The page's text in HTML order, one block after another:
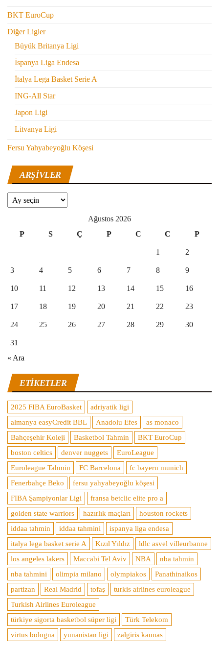
BKT EuroCup
Diğer Ligler
Büyük Britanya Ligi
İspanya Liga Endesa
İtalya Lega Basket Serie A
ING-All Star
Japon Ligi
Litvanya Ligi
Fersu Yahyabeyoğlu Köşesi
ARŞIVLER
Arşivler
Ağustos 2026
P
S Ç P C C P
1 2
3 4 5 6 7 8 9
10 11 12 13 14 15 16
17 18 19 20 21 22 23
24 25 26 27 28 29 30
31
« Ara
ETIKETLER
2025 FIBA EuroBasket
adriyatik ligi
almanya easyCredit BBL
Anadolu Efes
as monaco
Bahçeşehir Koleji
Basketbol Tahmin
BKT EuroCup
boston celtics
denver nuggets
EuroLeague
Euroleague Tahmin
FC Barcelona
fc bayern munich
Fenerbahçe Beko
fersu yahyabeyoğlu köşesi
FIBA Şampiyonlar Ligi
fransa betclic elite pro a
golden state warriors
hazırlık maçları
houston rockets
iddaa tahmin
iddaa tahmini
ispanya liga endesa
italya lega basket serie A
Kızıl Yıldız
ldlc asvel villeurbanne
los angeles lakers
Maccabi Tel Aviv NBA
nba tahmin
nba tahmini
olimpia milano olympiakos
Panathinaikos
partizan
Real Madrid tofaş
turkis airlines euroleague
Turkish Airlines Euroleague
türkiye sigorta basketbol süper ligi
Türk Telekom
virtus bologna
yunanistan ligi zalgiris kaunas